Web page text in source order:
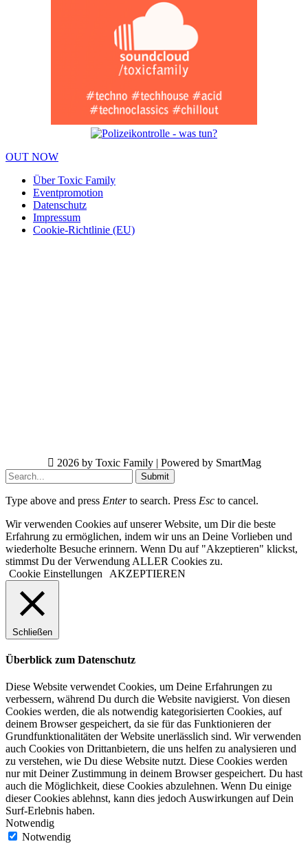
OUT NOW
Über Toxic Family
Eventpromotion
Datenschutz
Impressum
Cookie-Richtlinie (EU)
2026 by Toxic Family | Powered by SmartMag
Submit
Type above and press Enterto search. Press Esc to cancel.
Wir verwenden Cookies auf unserer Website, um Dir die beste
Erfahrung zu ermöglichen, indem wir uns an Deine Vorlieben und
wiederholte Besuche erinnern. Wenn Du auf "Akzeptieren" klickst,
stimmst Du der Verwendung ALLER Cookies zu.
Cookie Einstellungen
AKZEPTIEREN
Schließen
Überblick zum Datenschutz
Diese Website verwendet Cookies, um Deine Erfahrungen zu
verbessern, während Du durch die Website navigierst. Von diesen
Cookies werden, die als notwendig kategorisierten Cookies, auf
deinem Browser gespeichert, da sie für das Funktionieren der
Grundfunktionalitäten der Website unerlässlich sind. Wir verwenden
auch Cookies von Drittanbietern, die uns helfen zu analysieren und
zu verstehen, wie Du diese Website nutzt. Diese Cookies werden
nur mit Deiner Zustimmung in deinem Browser gespeichert. Du hast
auch die Möglichkeit, diese Cookies abzulehnen. Wenn Du einige
dieser Cookies ablehnst, kann dies jedoch Auswirkungen auf Dein
Surf-Erlebnis haben.
Notwendig
Notwendig